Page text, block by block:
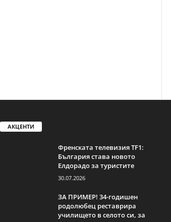
АКЦЕНТИ
Френската телевизия TF1:
България става новото
Елдорадо за туристите
30.07.2026
ЗА ПРИМЕР! 34-годишен
родолюбец реставрира
училището в селото си, за